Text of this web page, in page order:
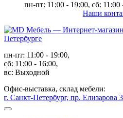
пн-пт: 11:00 - 19:00, сб:
Наши
пн-пт: 11:00 - 19:00,
сб: 11:00 - 16:00,
вс: Выходной
Офис-выставка, склад мебели:
г. Санкт-Петербург, пр.